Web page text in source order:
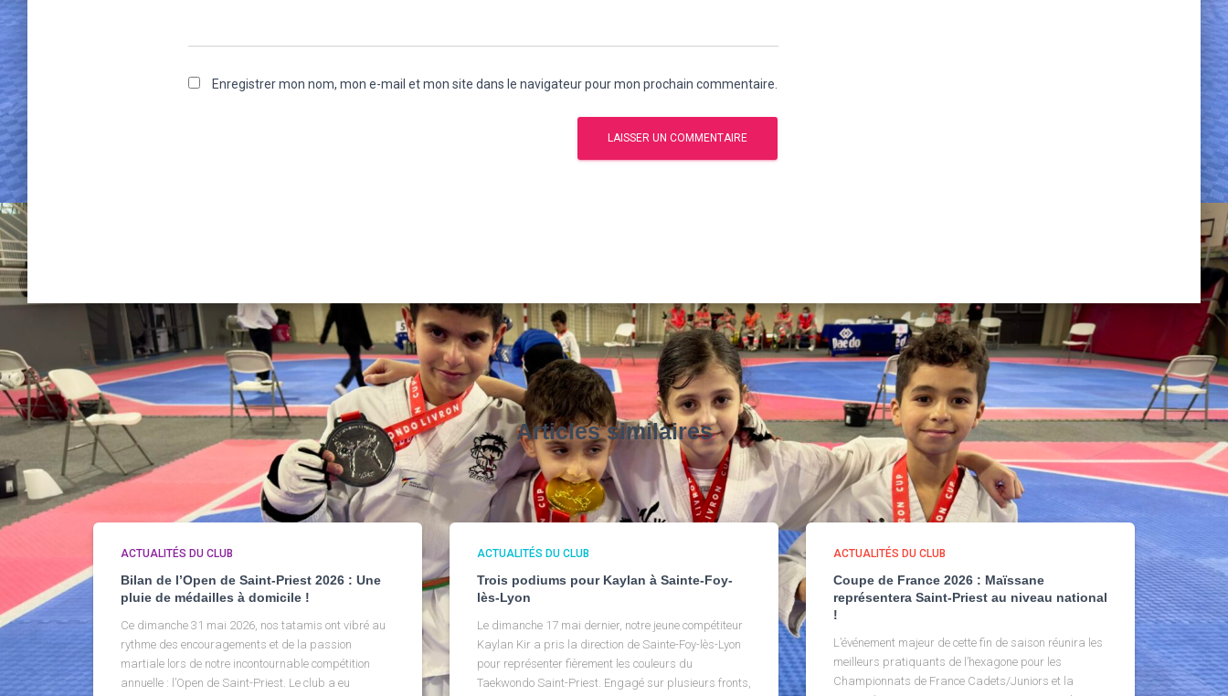
Enregistrer mon nom, mon e-mail et mon site dans le navigateur pour mon prochain commentaire.
Articles similaires
ACTUALITÉS DU CLUB
Bilan de l’Open de Saint-Priest 2026 : Une
pluie de médailles à domicile !
Ce dimanche 31 mai 2026, nos tatamis ont vibré au
rythme des encouragements et de la passion
martiale lors de notre incontournable compétition
annuelle : l’Open de Saint-Priest. Le club a eu
ACTUALITÉS DU CLUB
Trois podiums pour Kaylan à Sainte-Foy-
lès-Lyon
Le dimanche 17 mai dernier, notre jeune compétiteur
Kaylan Kir a pris la direction de Sainte-Foy-lès-Lyon
pour représenter fièrement les couleurs du
Taekwondo Saint-Priest. Engagé sur plusieurs fronts,
ACTUALITÉS DU CLUB
Coupe de France 2026 : Maïssane
représentera Saint-Priest au niveau national
!
L’événement majeur de cette fin de saison réunira les
meilleurs pratiquants de l’hexagone pour les
Championnats de France Cadets/Juniors et la